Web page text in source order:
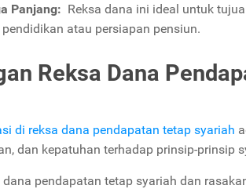
Panjang: Reksa dana ini ideal untuk
atau persiapan pensiun.
Reksa Dana
di reksa dana pendapatan tetap syariah
dan kepatuhan terhadap prinsip-prinsip
pendapatan tetap syariah dan